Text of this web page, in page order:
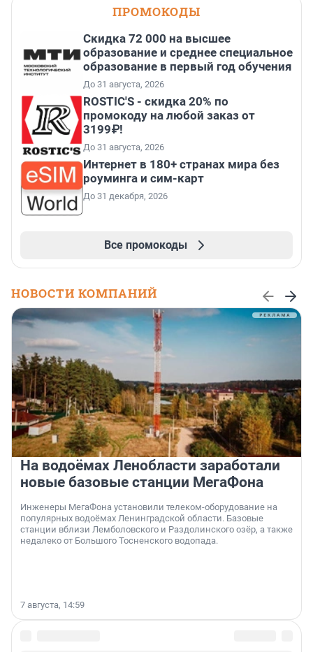
ПРОМОКОДЫ
Скидка 72 000 на высшее
образование и среднее специальное
образование в первый год обучения
До 31 августа, 2026
ROSTIC'S - скидка 20% по
промокоду на любой заказ от
3199₽!
До 31 августа, 2026
Интернет в 180+ странах мира без
роуминга и сим-карт
До 31 декабря, 2026
Все промокоды
НОВОСТИ КОМПАНИЙ
На водоёмах Ленобласти заработали
новые базовые станции МегаФона
Инженеры МегаФона установили телеком-оборудование на
популярных водоёмах Ленинградской области. Базовые
станции вблизи Лемболовского и Раздолинского озёр, а также
недалеко от Большого Тосненского водопада.
7 августа, 14:59